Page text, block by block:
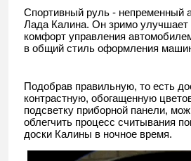
Спортивный руль - непременный
Лада Калина. Он зримо улучшает
комфорт управления
в общий стиль оформления
Подобрав правильную, то есть
контрастную, обогащенную
подсветку приборной панели,
облегчить процесс считывания
доски Калины в ночное время.